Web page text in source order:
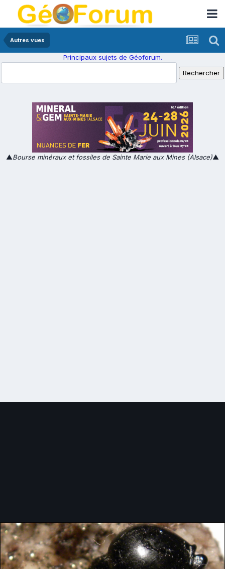
Autres vues
Principaux sujets de Géoforum.
▲Bourse minéraux et fossiles de Sainte Marie aux Mines (Alsace)▲